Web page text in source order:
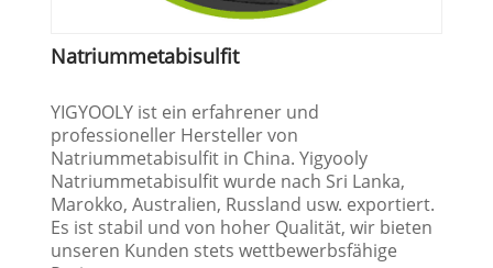
Natriummetabisulfit
YIGYOOLY ist ein erfahrener und
professioneller Hersteller von
Natriummetabisulfit in China. Yigyooly
Natriummetabisulfit wurde nach Sri Lanka,
Marokko, Australien, Russland usw. exportiert.
Es ist stabil und von hoher Qualität, wir bieten
unseren Kunden stets wettbewerbsfähige